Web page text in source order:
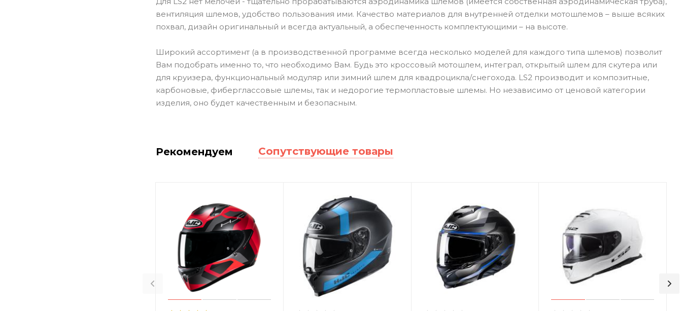
вентиляция шлемов, удобство пользования ими. Качество материалов для внутренней отделки мотошлемов – выше всяких
похвал, дизайн оригинальный и всегда актуальный, а обеспеченность комплектующими – на высоте.
Широкий ассортимент (а в производственной программе всегда несколько моделей для каждого типа шлемов) позволит
Вам подобрать именно то, что необходимо Вам. Будь это кроссовый мотошлем, интеграл, открытый шлем для скутера или
для круизера, функциональный модуляр или зимний шлем для квадроцикла/снегохода. LS2 производит и композитные,
карбоновые, фиберглассовые шлемы, так и недорогие термопластовые шлемы. Но независимо от ценовой категории
изделия, оно будет качественным и безопасным.
Рекомендуем Сопутствующие товары